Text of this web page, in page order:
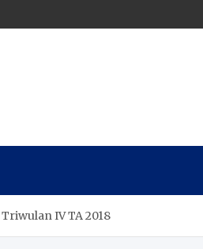
IV TA 2018